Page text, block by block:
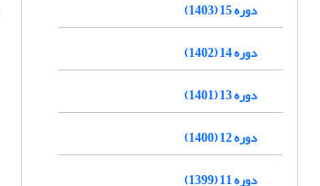
دوره 15 (1403)
دوره 14 (1402)
دوره 13 (1401)
دوره 12 (1400)
دوره 11 (1399)